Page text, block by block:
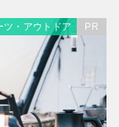
ツ・アウトドア PR